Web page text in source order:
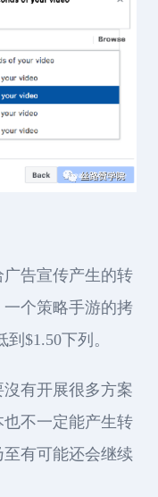
告宣传产生的转
个策略手游的拷
$1.50下列。
有开展很多方案
不一定能产生转
有可能还会继续